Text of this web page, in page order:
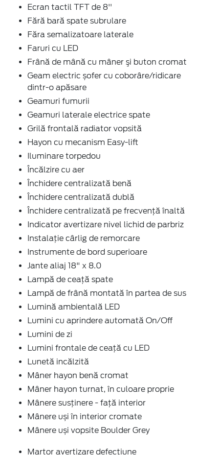
Ecran tactil TFT de 8''
Fără bară spate subrulare
Făra semalizatoare laterale
Faruri cu LED
Frână de mână cu mâner şi buton cromat
Geam electric șofer cu coborâre/ridicare
dintr-o apăsare
Geamuri fumurii
Geamuri laterale electrice spate
Grilă frontală radiator vopsită
Hayon cu mecanism Easy-lift
Iluminare torpedou
Încălzire cu aer
Închidere centralizată benă
Închidere centralizată dublă
Închidere centralizată pe frecvență înaltă
Indicator avertizare nivel lichid de parbriz
Instalație cârlig de remorcare
Instrumente de bord superioare
Jante aliaj 18" x 8.0
Lampă de ceață spate
Lampă de frână montată în partea de sus
Lumină ambientală LED
Lumini cu aprindere automată On/Off
Lumini de zi
Lumini frontale de ceață cu LED
Lunetă incălzită
Mâner hayon benă cromat
Mâner hayon turnat, în culoare proprie
Mânere susținere - față interior
Mânere uși în interior cromate
Mânere uși vopsite Boulder Grey
Martor avertizare defecțiune